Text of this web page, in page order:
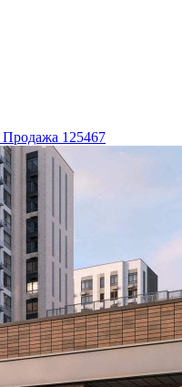
Продажа 125467